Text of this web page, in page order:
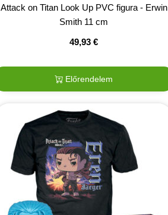
Attack on Titan Look Up PVC figura - Erwin
Smith 11 cm
49,93€
Előrendelem